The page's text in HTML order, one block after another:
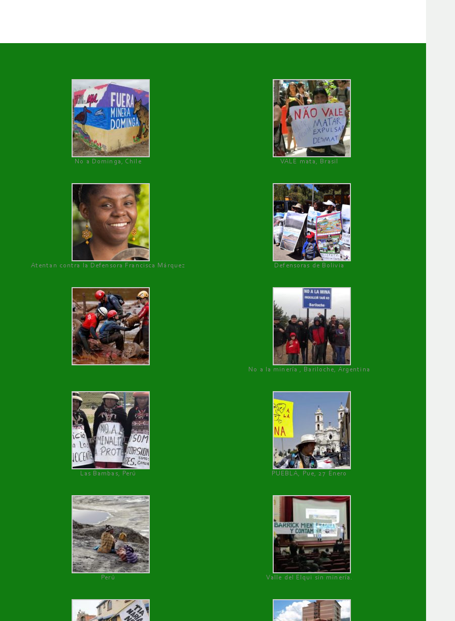
No a Dominga, Chile
VALE mata, Brasil
Atentan contra la Defensora Francisca Márquez Defensoras de Bolivia
No a la minería , Bariloche, Argentina
Las Bambas, Perú PUEBLA, Pue, 27 Enero
Perú Valle del Elqui sin minería.